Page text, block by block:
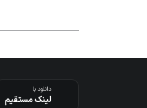
دانلود با
لینک مستقیم